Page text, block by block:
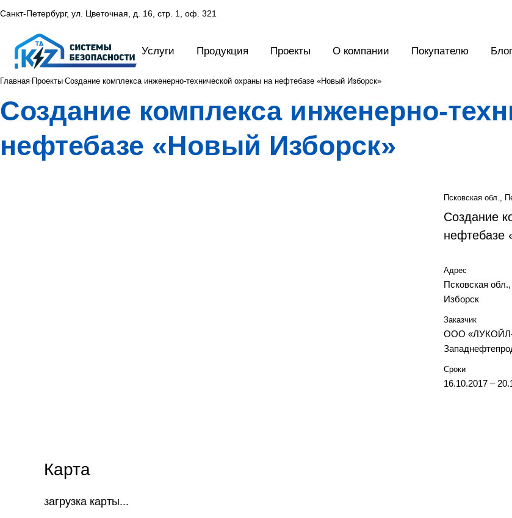
Санкт-Петербург, ул. Цветочная, д. 16, стр. 1, оф. 321
Услуги Продукция Проекты О компании Покупателю Блог
Главная Проекты Создание комплекса инженерно-технической охраны на нефтебазе «Новый Изборск»
Создание комплекса инженерно-
нефтебазе «Новый Изборск»
Псковская обл.,
Создание
нефтебазе
Адрес
Псковская
Изборск
Заказчик
ООО «ЛУКОЙЛ-
Сроки
16.10.2017 –
Карта
загрузка карты...